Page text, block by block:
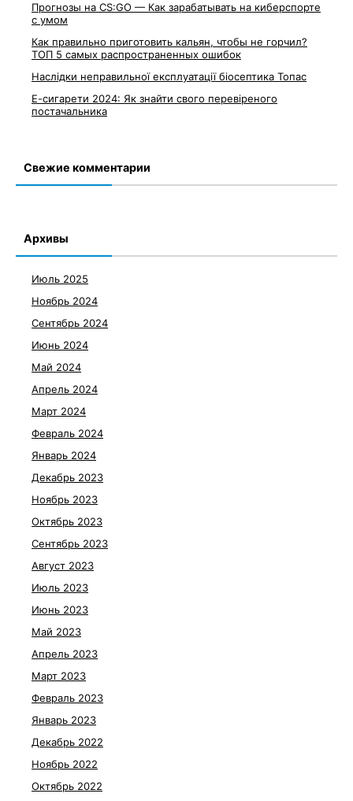
Прогнозы на CS:GO — Как зарабатывать на киберспорте
с умом
Как правильно приготовить кальян, чтобы не горчил?
ТОП 5 самых распространенных ошибок
Наслідки неправильної експлуатації біосептика Топас
Е-сигарети 2024: Як знайти свого перевіреного
постачальника
Свежие комментарии
Архивы
Июль 2025
Ноябрь 2024
Сентябрь 2024
Июнь 2024
Май 2024
Апрель 2024
Март 2024
Февраль 2024
Январь 2024
Декабрь 2023
Ноябрь 2023
Октябрь 2023
Сентябрь 2023
Август 2023
Июль 2023
Июнь 2023
Май 2023
Апрель 2023
Март 2023
Февраль 2023
Январь 2023
Декабрь 2022
Ноябрь 2022
Октябрь 2022